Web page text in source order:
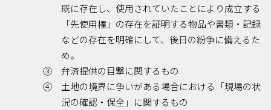
既に存在し、使用されていたことにより成立する
「先使用権」の存在を証明する物品や書類・記録
などの存在を明確にして、後日の紛争に備えるた
め。
③ 弁済提供の目撃に関するもの
④ 土地の境界に争いがある場合における「現場の状
況の確認・保全」に関するもの